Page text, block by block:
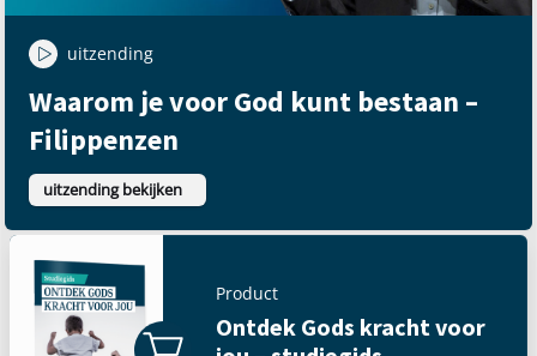
uitzending
Waarom je voor God kunt bestaan –
Filippenzen
uitzending bekijken
Product
Ontdek Gods kracht voor